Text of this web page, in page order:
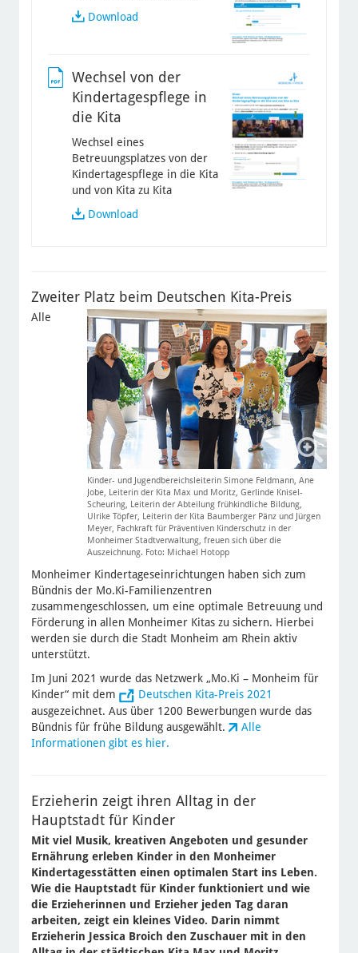
DownloadWegweiser
Wechsel von der
Kindertagespflege in
die Kita
Wechsel eines
Betreuungsplatzes von der
Kindertagespflege in die Kita
und von Kita zu Kita
DownloadWechsel
die
Kita
Zweiter Platz beim Deutschen Kita-Preis
Kinder- und Jugendbereichsleiterin Simone Feldmann, Ane
Jobe, Leiterin der Kita Max und Moritz, Gerlinde Knisel-
Scheuring, Leiterin der Abteilung frühkindliche Bildung,
Ulrike Töpfer, Leiterin der Kita Baumberger Pänz und Jürgen
Meyer, Fachkraft für Präventiven Kinderschutz in der
Monheimer Stadtverwaltung, freuen sich über die
Auszeichnung. Foto: Michael Hotopp
Alle
Monheimer Kindertageseinrichtungen haben sich zum
Bündnis der Mo.Ki-Familienzentren
zusammengeschlossen, um eine optimale Betreuung und
Förderung in allen Monheimer Kitas zu sichern. Hierbei
werden sie durch die Stadt Monheim am Rhein aktiv
unterstützt.
Im Juni 2021 wurde das Netzwerk „Mo.Ki – Monheim für
Kinder“ mit dem
Deutschen Kita-Preis 2021
ausgezeichnet. Aus über 1200 Bewerbungen wurde das
Bündnis für frühe Bildung ausgewählt.
Alle
Informationen gibt es hier.
Erzieherin zeigt ihren Alltag in der
Hauptstadt für Kinder
Mit viel Musik, kreativen Angeboten und gesunder
Ernährung erleben Kinder in den Monheimer
Kindertagesstätten einen optimalen Start ins Leben.
Wie die Hauptstadt für Kinder funktioniert und wie
die Erzieherinnen und Erzieher jeden Tag daran
arbeiten, zeigt ein kleines Video. Darin nimmt
Erzieherin Jessica Broich den Zuschauer mit in den